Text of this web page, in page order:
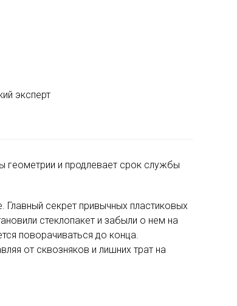
эксперт
геометрии и продлевает срок службы
Главный секрет привычных пластиковых
стеклопакет и забыли о нем на
поворачиваться до конца.
от сквозняков и лишних трат на